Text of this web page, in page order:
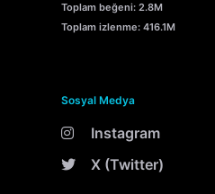
Toplam beğeni: 2.8M
Toplam izlenme: 416.1M
Sosyal Medya
Instagram
X (Twitter)